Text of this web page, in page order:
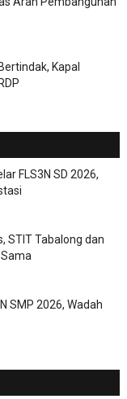
Kapal
FLS3N SD 2026,
STIT Tabalong dan
SMP 2026, Wadah